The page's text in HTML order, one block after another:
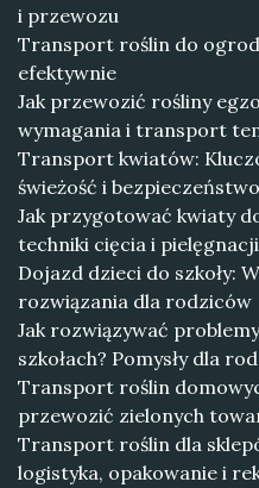
i przewozu
Transport roślin do
efektywnie
Jak przewozić rośliny
wymagania i transport
Transport kwiatów:
świeżość i bezpieczeństwo
Jak przygotować kwiaty
techniki cięcia i
Dojazd dzieci do szkoły:
rozwiązania dla rodziców
Jak rozwiązywać
szkołach? Pomysły dla
Transport roślin
przewozić zielonych
Transport roślin dla
logistyka, opakowanie i